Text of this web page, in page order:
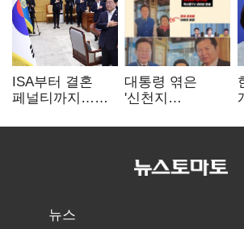
ISA부터 결혼
페널티까지…
하락에 '청년
대통령 엮은
'신천지
"선 넘었다" 격앙
뉴스